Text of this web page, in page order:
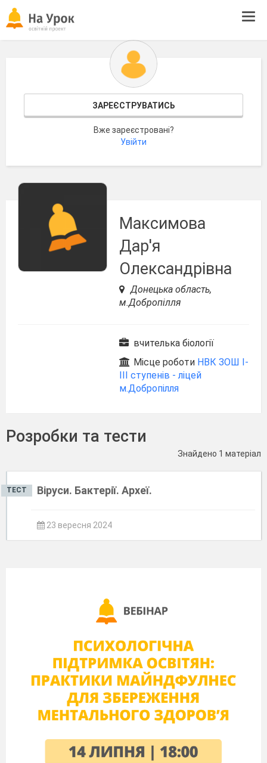
ЗАРЕЄСТРУВАТИСЬ
Вже зареєстровані?
Увійти
Максимова
Дар'я
Олександрівна
Донецька область,
м.Добропілля
вчителька біології
Місце роботи НВК ЗОШ І-
ІІІ ступенів - ліцей
м.Добропілля
Розробки та тести
Знайдено 1 матеріал
ТЕСТ Віруси. Бактерії. Археї.
23 вересня 2024